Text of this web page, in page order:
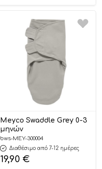
Meyco Swaddle Grey 0-3
μηνών
bws-MEY-300004
Διαθέσιμο από 7-12 ημέρες
19,90 €